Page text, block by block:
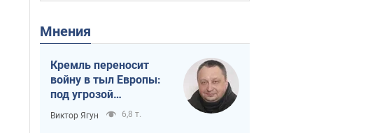
Мнения
Кремль переносит
войну в тыл Европы:
под угрозой
критическая
логистика
Виктор Ягун 6,8 т.